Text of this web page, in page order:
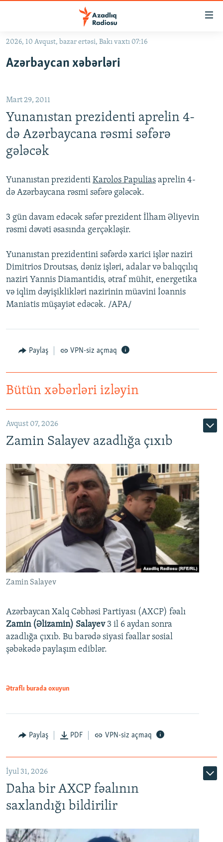
Əsas
qayıt
qayıt
Axtarışa
keç
QANUNI DOĞRU
ARAŞDIRMA
MULTIMEDIA
VIDEO
FOTOQALEREYA
İNFOQRAFIKA
KARIKATURA
RADIO ARXIV
OXU ZALI
AZƏRBAYCAN ƏDƏBIYYATI KITABXANASI
İSLAM VƏ DEMOKRATIYA
İZ - MƏDƏNIYYƏT PROQRAMI
HAQQIMIZDA
MISSIYAMIZ
PEŞƏ ETIKASI VƏ JURNALISTIKA STANDARTLARIMIZ
MATERIALLARIMIZDAN ISTIFADƏ
AZADLIQRADIOSU MOBIL TELEFONUNUZDA
BIZIMLƏ ƏLAQƏ
RFE/RL-in bütün saytları
2026, 10 Avqust, bazar ertəsi, Bakı vaxtı 07:16
Azərbaycan xəbərləri
Mart 29, 2011
Yunanıstan prezidenti aprelin 4-
də Azərbaycana rəsmi səfərə
gələcək
Yunanıstan prezidenti Karolos Papulias aprelin 4-
də Azərbaycana rəsmi səfərə gələcək.
3 gün davam edəcək səfər prezident İlham Əliyevin
rəsmi dəvəti əsasında gerçəkləşir.
Yunanıstan prezidentini səfərdə xarici işlər naziri
Dimitrios Droutsas, dəniz işləri, adalar və balıqçılıq
naziri Yannis Diamantidis, ətraf mühit, energetika
və iqlim dəyişiklikləri nazirinin müavini İoannis
Maniatis müşayiət edəcək. /APA/
Paylaş VPN-siz açmaq
Bütün xəbərləri izləyin
Avqust 07, 2026
Zamin Salayev azadlığa çıxıb
Zamin Salayev
Azərbaycan Xalq Cəbhəsi Partiyası (AXCP) fəalı
Zamin (Əlizamin) Salayev 3 il 6 aydan sonra
azadlığa çıxıb. Bu barədə siyasi fəallar sosial
şəbəkədə paylaşım ediblər.
Ətraflı burada oxuyun
Paylaş PDF VPN-siz açmaq
İyul 31, 2026
Daha bir AXCP fəalının
saxlandığı bildirilir